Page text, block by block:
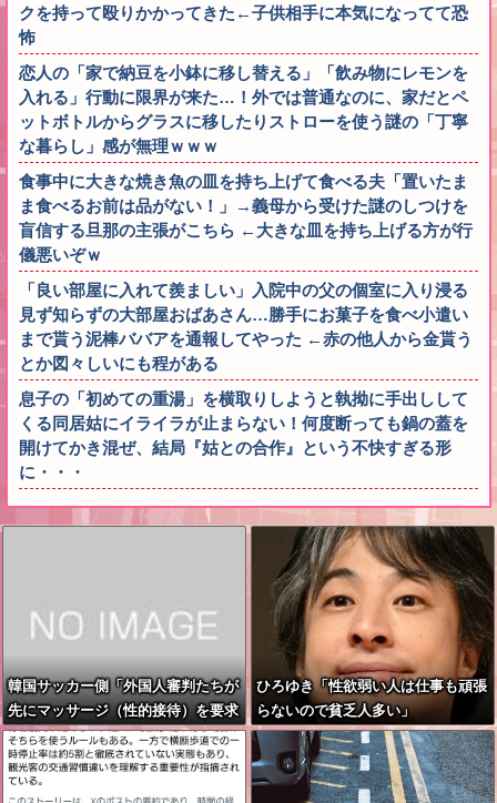
クを持って殴りかかってきた←子供相手に本気になってて恐
怖
恋人の「家で納豆を小鉢に移し替える」「飲み物にレモンを
入れる」行動に限界が来た…！外では普通なのに、家だとペ
ットボトルからグラスに移したりストローを使う謎の「丁寧
な暮らし」感が無理ｗｗｗ
食事中に大きな焼き魚の皿を持ち上げて食べる夫「置いたま
ま食べるお前は品がない！」→義母から受けた謎のしつけを
盲信する旦那の主張がこちら ←大きな皿を持ち上げる方が行
儀悪いぞｗ
「良い部屋に入れて羨ましい」入院中の父の個室に入り浸る
見ず知らずの大部屋おばあさん…勝手にお菓子を食べ小遣い
まで貰う泥棒ババアを通報してやった ←赤の他人から金貰う
とか図々しいにも程がある
息子の「初めての重湯」を横取りしようと執拗に手出しして
くる同居姑にイライラが止まらない！何度断っても鍋の蓋を
開けてかき混ぜ、結局『姑との合作』という不快すぎる形
に・・・
韓国サッカー側「外国人審判たちが
先にマッサージ（性的接待）を要求
してきた」「そうしてやらないと、
笛をうまく吹いてくれないでしょ
う」と主張
ひろゆき「性欲弱い人は仕事も頑張
らないので貧乏人多い」